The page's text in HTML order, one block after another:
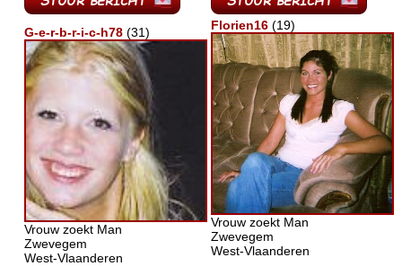
G-e-r-b-r-i-c-h78 (31)
Vrouw zoekt Man
Zwevegem
West-Vlaanderen
Florien16 (19)
Vrouw zoekt Man
Zwevegem
West-Vlaanderen